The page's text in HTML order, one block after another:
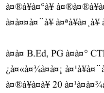
à¤®à¥à¤°à¥
à¤à¤¤à¤¨à¥ à¤ªà¥à¤¸à¥
à¤à¤ B.Ed, PG à¤à¤°
¿à¤«à¤¾à¤à¤¡
à¤®à¥à¤à¥ 20